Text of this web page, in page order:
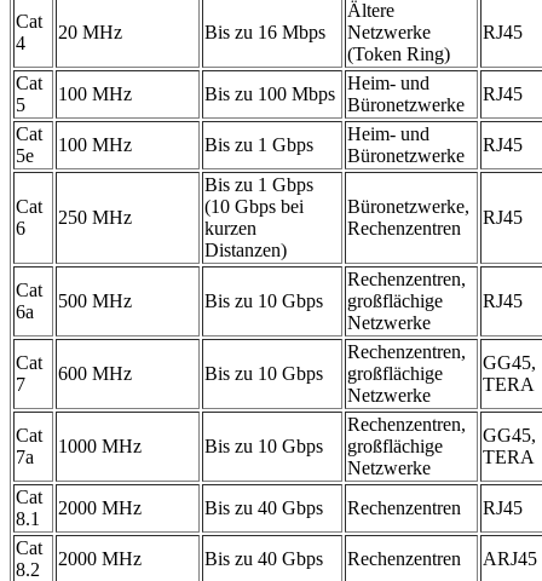
Cat
4
20 MHz Bis zu 16 Mbps
Ältere
Netzwerke
(Token Ring)
RJ45
Cat
5
100 MHz Bis zu 100 Mbps
Heim- und
Büronetzwerke
RJ45
Cat
5e
100 MHz Bis zu 1 Gbps
Heim- und
Büronetzwerke
RJ45
Cat
6
250 MHz
Bis zu 1 Gbps
(10 Gbps bei
kurzen
Distanzen)
Büronetzwerke,
Rechenzentren
RJ45
Cat
6a
500 MHz Bis zu 10 Gbps
Rechenzentren,
großflächige
Netzwerke
RJ45
Cat
7
600 MHz Bis zu 10 Gbps
Rechenzentren,
großflächige
Netzwerke
GG45,
TERA
Cat
7a
1000 MHz Bis zu 10 Gbps
Rechenzentren,
großflächige
Netzwerke
GG45,
TERA
Cat
8.1
2000 MHz Bis zu 40 Gbps Rechenzentren
RJ45
Cat
8.2
2000 MHz Bis zu 40 Gbps Rechenzentren ARJ45